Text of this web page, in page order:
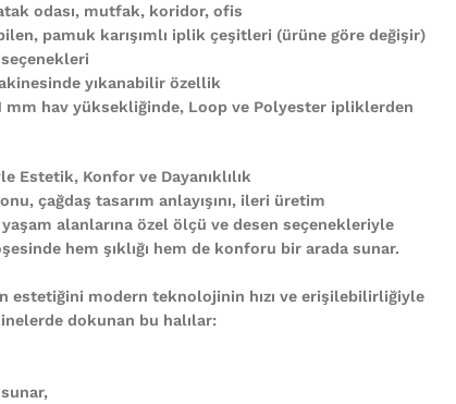
odası, mutfak, koridor, ofis
pamuk karışımlı iplik çeşitleri (ürüne göre değişir)
yıkanabilir özellik
mm hav yüksekliğinde, Loop ve Polyester ipliklerden
Estetik, Konfor ve Dayanıklılık
çağdaş tasarım anlayışını, ileri üretim
alanlarına özel ölçü ve desen seçenekleriyle
hem şıklığı hem de konforu bir arada sunar.
estetiğini modern teknolojinin hızı ve erişilebilirliğiyle
dokunan bu halılar: